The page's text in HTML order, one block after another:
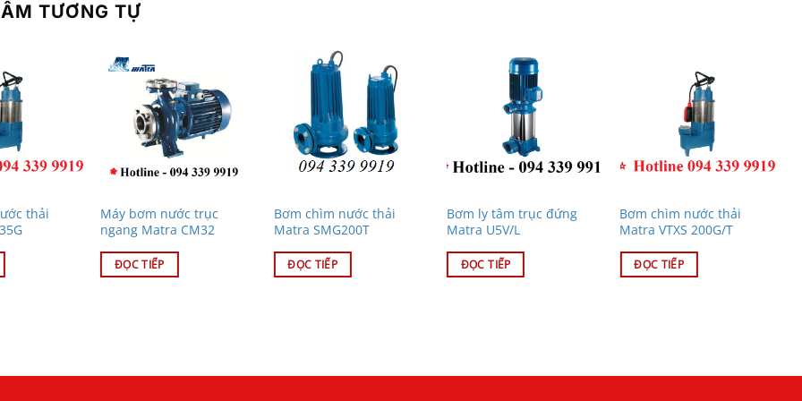
TƯƠNG TỰ
thải
Máy bơm nước trục
ngang Matra CM32
ĐỌC TIẾP
Bơm chìm nước thải
Matra SMG200T
ĐỌC TIẾP
Bơm ly tâm trục đứng
Matra U5V/L
ĐỌC TIẾP
Bơm chìm nước thải
Matra VTXS 200G/T
ĐỌC TIẾP